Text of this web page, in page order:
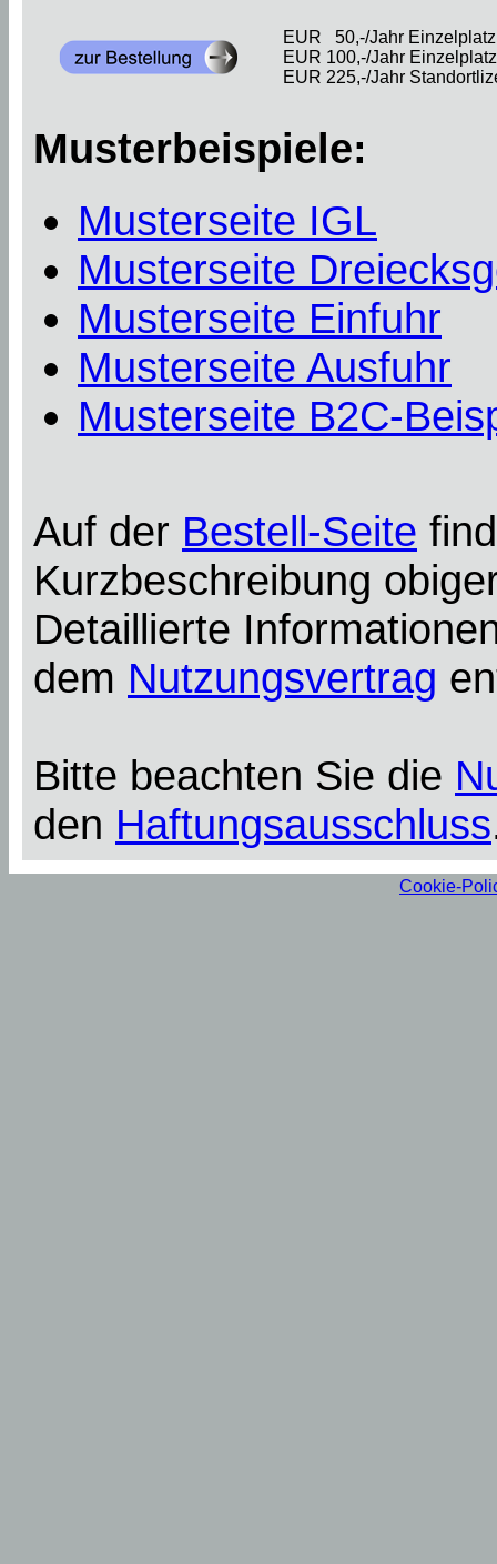
EUR 50,-/Jahr
EUR 100,-/Jahr
EUR 225,-/Jahr
Musterbeispiele:
Musterseite IGL
Musterseite
Musterseite Einfuhr
Musterseite Ausfuhr
Musterseite B2C-
Auf der Bestell-Seite
Kurzbeschreibung
Detaillierte
dem Nutzungsvertrag
Bitte beachten Sie die
den Haftungsausschluss
Cookie-